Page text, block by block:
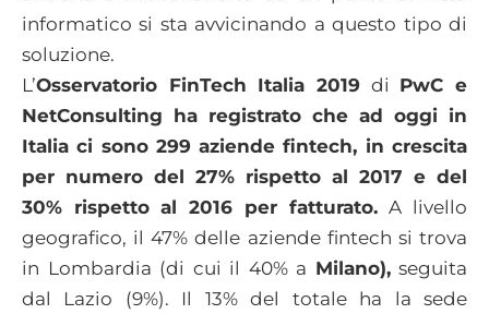
informatico si sta avvicinando a questo tipo di
soluzione.
L’Osservatorio FinTech Italia 2019 di PwC e
NetConsulting ha registrato che ad oggi in
Italia ci sono 299 aziende fintech, in crescita
per numero del 27% rispetto al 2017 e del
30% rispetto al 2016 per fatturato.A livello
geografico, il 47% delle aziende fintech si trova
in Lombardia (di cui il 40% a Milano),seguita
dal Lazio (9%). Il 13% del totale ha la sede